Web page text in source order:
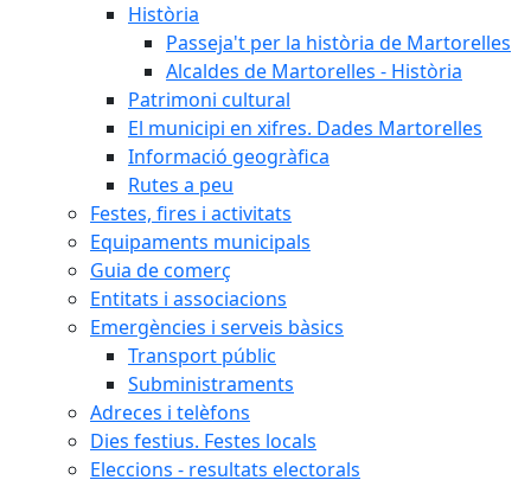
Història
Passeja't per la història de Martorelles
Alcaldes de Martorelles - Història
Patrimoni cultural
El municipi en xifres. Dades Martorelles
Informació geogràfica
Rutes a peu
Festes, fires i activitats
Equipaments municipals
Guia de comerç
Entitats i associacions
Emergències i serveis bàsics
Transport públic
Subministraments
Adreces i telèfons
Dies festius. Festes locals
Eleccions - resultats electorals